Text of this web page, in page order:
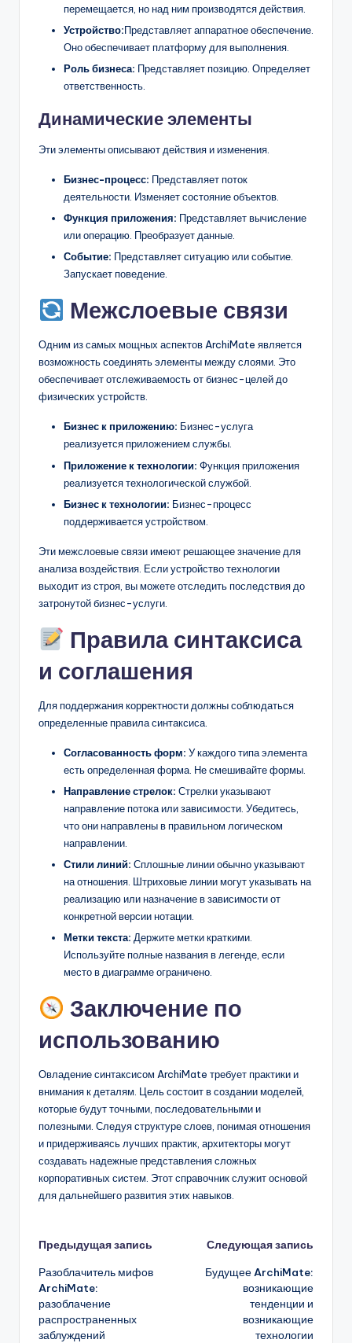
перемещается, но над ним производятся действия.
Устройство:Представляет аппаратное обеспечение.
Оно обеспечивает платформу для выполнения.
Роль бизнеса: Представляет позицию. Определяет
ответственность.
Динамические элементы
Эти элементы описывают действия и изменения.
Бизнес-процесс: Представляет поток
деятельности. Изменяет состояние объектов.
Функция приложения: Представляет вычисление
или операцию. Преобразует данные.
Событие: Представляет ситуацию или событие.
Запускает поведение.
Межслоевые связи
Одним из самых мощных аспектов ArchiMate является
возможность соединять элементы между слоями. Это
обеспечивает отслеживаемость от бизнес-целей до
физических устройств.
Бизнес к приложению: Бизнес-услуга
реализуется приложением службы.
Приложение к технологии: Функция приложения
реализуется технологической службой.
Бизнес к технологии: Бизнес-процесс
поддерживается устройством.
Эти межслоевые связи имеют решающее значение для
анализа воздействия. Если устройство технологии
выходит из строя, вы можете отследить последствия до
затронутой бизнес-услуги.
Правила синтаксиса
и соглашения
Для поддержания корректности должны соблюдаться
определенные правила синтаксиса.
Согласованность форм: У каждого типа элемента
есть определенная форма. Не смешивайте формы.
Направление стрелок: Стрелки указывают
направление потока или зависимости. Убедитесь,
что они направлены в правильном логическом
направлении.
Стили линий: Сплошные линии обычно указывают
на отношения. Штриховые линии могут указывать на
реализацию или назначение в зависимости от
конкретной версии нотации.
Метки текста: Держите метки краткими.
Используйте полные названия в легенде, если
место в диаграмме ограничено.
Заключение по
использованию
Овладение синтаксисом ArchiMate требует практики и
внимания к деталям. Цель состоит в создании моделей,
которые будут точными, последовательными и
полезными. Следуя структуре слоев, понимая отношения
и придерживаясь лучших практик, архитекторы могут
создавать надежные представления сложных
корпоративных систем. Этот справочник служит основой
для дальнейшего развития этих навыков.
Навигация
записи
Предыдущая запись
Разоблачитель мифов
ArchiMate:
разоблачение
распространенных
заблуждений
Следующая запись
Будущее ArchiMate:
возникающие
тенденции и
возникающие
технологии